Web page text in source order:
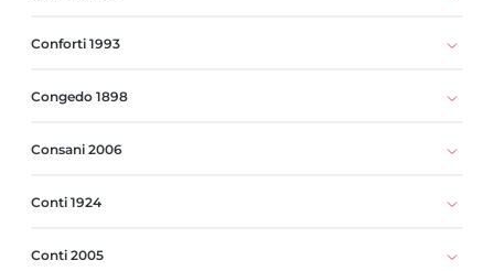
Conforti 1993
Congedo 1898
Consani 2006
Conti 1924
Conti 2005